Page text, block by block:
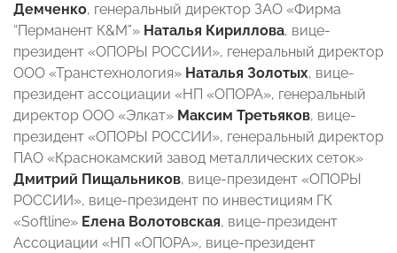
Демченко, генеральный директор ЗАО «Фирма
“Перманент К&M”» Наталья Кириллова, вице-
президент «ОПОРЫ РОССИИ», генеральный директор
ООО «Транстехнология» Наталья Золотых, вице-
президент ассоциации «НП «ОПОРА», генеральный
директор ООО «Элкат» Максим Третьяков, вице-
президент «ОПОРЫ РОССИИ», генеральный директор
ПАО «Краснокамский завод металлических сеток»
Дмитрий Пищальников, вице-президент «ОПОРЫ
РОССИИ», вице-президент по инвестициям ГК
«Softline» Елена Волотовская, вице-президент
Ассоциации «НП «ОПОРА», вице-президент